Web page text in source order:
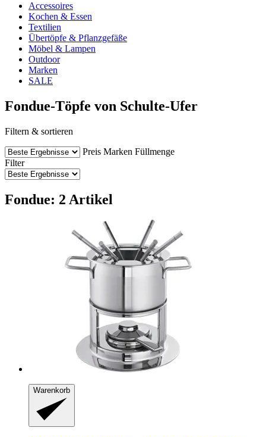
Accessoires
Kochen & Essen
Textilien
Übertöpfe & Pflanzgefäße
Möbel & Lampen
Outdoor
Marken
SALE
Fondue-Töpfe von Schulte-Ufer
Filtern & sortieren
Preis Marken Füllmenge
Filter
Fondue: 2 Artikel
Warenkorb